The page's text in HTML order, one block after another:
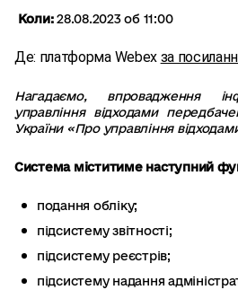
Коли:28.08.2023 об 11:00
Де: платформа Webex за
Нагадаємо, впровадження
управління відходами
України «Про управління
Система міститиме наступний
подання обліку;
підсистему звітності;
підсистему реєстрів;
підсистему надання